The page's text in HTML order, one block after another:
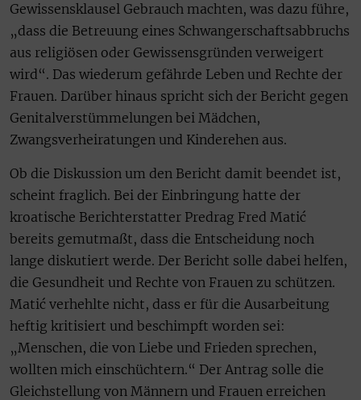
Gewissensklausel Gebrauch machten, was dazu führe,
„dass die Betreuung eines Schwangerschaftsabbruchs
aus religiösen oder Gewissensgründen verweigert
wird“. Das wiederum gefährde Leben und Rechte der
Frauen. Darüber hinaus spricht sich der Bericht gegen
Genitalverstümmelungen bei Mädchen,
Zwangsverheiratungen und Kinderehen aus.
Ob die Diskussion um den Bericht damit beendet ist,
scheint fraglich. Bei der Einbringung hatte der
kroatische Berichterstatter Predrag Fred Matić
bereits gemutmaßt, dass die Entscheidung noch
lange diskutiert werde. Der Bericht solle dabei helfen,
die Gesundheit und Rechte von Frauen zu schützen.
Matić verhehlte nicht, dass er für die Ausarbeitung
heftig kritisiert und beschimpft worden sei:
„Menschen, die von Liebe und Frieden sprechen,
wollten mich einschüchtern.“ Der Antrag solle die
Gleichstellung von Männern und Frauen erreichen